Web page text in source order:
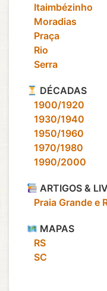
‎ ‎ ‎ Itaimbézinho
‎ ‎ ‎ Moradias
‎ ‎ ‎ Praça
‎ ‎ ‎ Rio
‎ ‎ ‎ Serra
DÉCADAS
‎ ‎ ‎ 1900/1920
‎ ‎ ‎ 1930/1940
‎ ‎ ‎ 1950/1960
‎ ‎ ‎ 1970/1980
‎ ‎ ‎ 1990/2000
ARTIGOS &
Praia Grande e
MAPAS
‎ ‎ ‎ RS
‎ ‎ ‎ SC